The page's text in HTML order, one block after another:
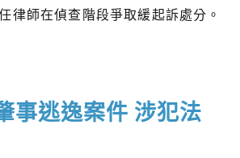
律師在偵查階段爭取緩起訴處分。
事逃逸案件 涉犯法